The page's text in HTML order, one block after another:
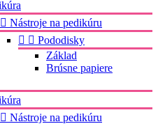
 Nástroje na pedikúru
  Pododisky
Základ
Brúsne papiere
 Nástroje na pedikúru